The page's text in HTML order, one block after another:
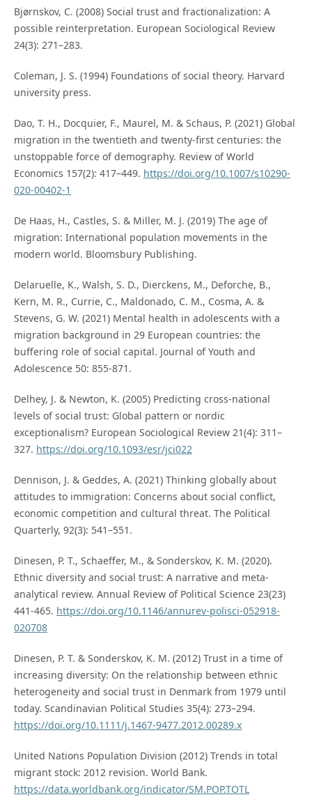
Bjørnskov, C. (2008) Social trust and fractionalization: A
possible reinterpretation. European Sociological Review
24(3): 271–283.
Coleman, J. S. (1994) Foundations of social theory. Harvard
university press.
Dao, T. H., Docquier, F., Maurel, M. & Schaus, P. (2021) Global
migration in the twentieth and twenty-first centuries: the
unstoppable force of demography. Review of World
Economics 157(2): 417–449. https://doi.org/10.1007/s10290-
020-00402-1
De Haas, H., Castles, S. & Miller, M. J. (2019) The age of
migration: International population movements in the
modern world. Bloomsbury Publishing.
Delaruelle, K., Walsh, S. D., Dierckens, M., Deforche, B.,
Kern, M. R., Currie, C., Maldonado, C. M., Cosma, A. &
Stevens, G. W. (2021) Mental health in adolescents with a
migration background in 29 European countries: the
buffering role of social capital. Journal of Youth and
Adolescence 50: 855-871.
Delhey, J. & Newton, K. (2005) Predicting cross-national
levels of social trust: Global pattern or nordic
exceptionalism? European Sociological Review 21(4): 311–
327. https://doi.org/10.1093/esr/jci022
Dennison, J. & Geddes, A. (2021) Thinking globally about
attitudes to immigration: Concerns about social conflict,
economic competition and cultural threat. The Political
Quarterly, 92(3): 541–551.
Dinesen, P. T., Schaeffer, M., & Sonderskov, K. M. (2020).
Ethnic diversity and social trust: A narrative and meta-
analytical review. Annual Review of Political Science 23(23)
441-465. https://doi.org/10.1146/annurev-polisci-052918-
020708
Dinesen, P. T. & Sonderskov, K. M. (2012) Trust in a time of
increasing diversity: On the relationship between ethnic
heterogeneity and social trust in Denmark from 1979 until
today. Scandinavian Political Studies 35(4): 273–294.
https://doi.org/10.1111/j.1467-9477.2012.00289.x
United Nations Population Division (2012) Trends in total
migrant stock: 2012 revision. World Bank.
https://data.worldbank.org/indicator/SM.POP.TOTL